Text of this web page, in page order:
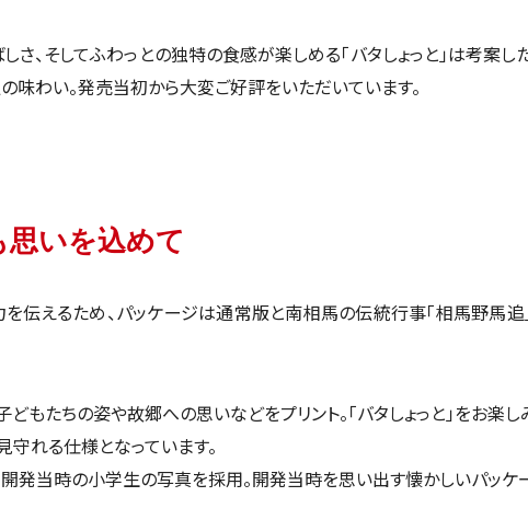
さ、そしてふわっとの独特の食感が楽しめる「バタしょっと」は考案
味わい。発売当初から大変ご好評をいただいています。
いを込めて
伝えるため、パッケージは通常版と南相馬の伝統行事「相馬野馬追
もたちの姿や故郷への思いなどをプリント。「バタしょっと」をお楽
守れる仕様となっています。
発当時の小学生の写真を採用。開発当時を思い出す懐かしいパッケ